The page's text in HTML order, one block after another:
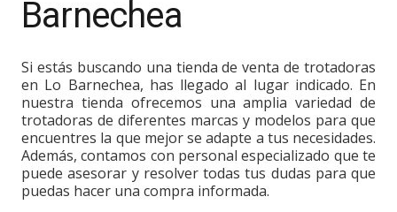
Barnechea
Si estás buscando una tienda de venta de trotadoras
en Lo Barnechea, has llegado al lugar indicado. En
nuestra tienda ofrecemos una amplia variedad de
trotadoras de diferentes marcas y modelos para que
encuentres la que mejor se adapte a tus necesidades.
Además, contamos con personal especializado que te
puede asesorar y resolver todas tus dudas para que
puedas hacer una compra informada.